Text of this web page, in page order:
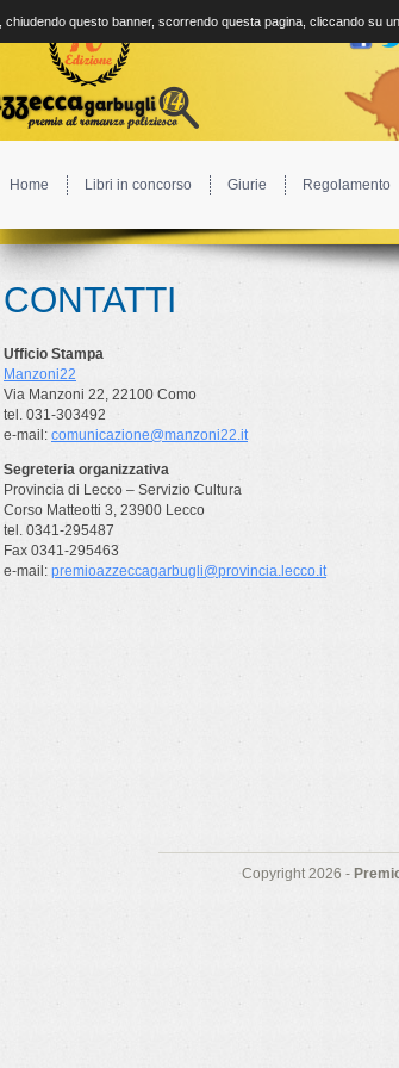
Home Libri in concorso Giurie Regolamento
CONTATTI
Ufficio Stampa
Manzoni22
Via Manzoni 22, 22100 Como
tel. 031-303492
e-mail: comunicazione@manzoni22.it
Segreteria organizzativa
Provincia di Lecco – Servizio Cultura
Corso Matteotti 3, 23900 Lecco
tel. 0341-295487
Fax 0341-295463
e-mail: premioazzeccagarbugli@provincia.lecco.it
Copyright 2026 -
questo banner, scorrendo questa pagina, cliccando su